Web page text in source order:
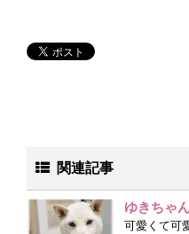
関連記事
ゆきちゃ
可愛くて可